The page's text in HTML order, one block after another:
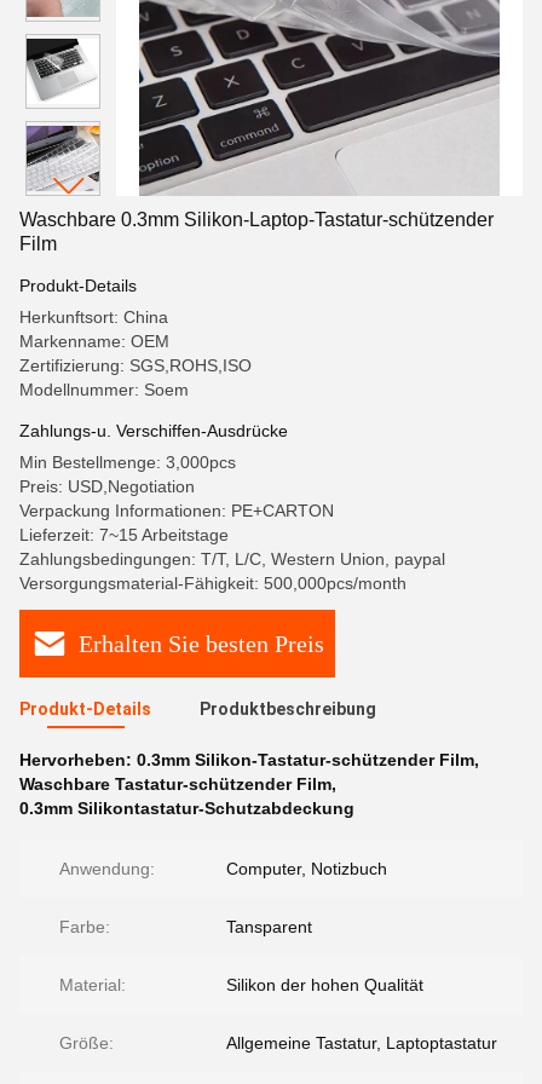
Waschbare 0.3mm Silikon-Laptop-Tastatur-schützender
Film
Produkt-Details
Herkunftsort: China
Markenname: OEM
Zertifizierung: SGS,ROHS,ISO
Modellnummer: Soem
Zahlungs-u. Verschiffen-Ausdrücke
Min Bestellmenge: 3,000pcs
Preis: USD,Negotiation
Verpackung Informationen: PE+CARTON
Lieferzeit: 7~15 Arbeitstage
Zahlungsbedingungen: T/T, L/C, Western Union, paypal
Versorgungsmaterial-Fähigkeit: 500,000pcs/month
Erhalten Sie besten Preis
Produkt-Details Produktbeschreibung
Hervorheben: 0.3mm Silikon-Tastatur-schützender Film,
Waschbare Tastatur-schützender Film,
0.3mm Silikontastatur-Schutzabdeckung
Anwendung: Computer, Notizbuch
Farbe: Tansparent
Material: Silikon der hohen Qualität
Größe: Allgemeine Tastatur, Laptoptastatur